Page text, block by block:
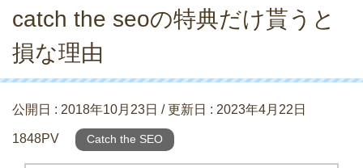
catch the seoの特典だけ貰うと
損な理由
公開日 : 2018年10月23日 / 更新日 : 2023年4月22日
1848PV Catch the SEO